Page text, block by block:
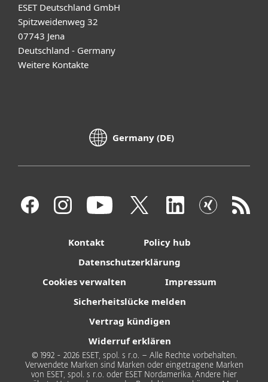
ESET Deutschland GmbH
Spitzweidenweg 32
07743 Jena
Deutschland - Germany
Weitere Kontakte
Germany (DE)
Kontakt
Policy hub
Datenschutzerklärung
Cookies verwalten
Impressum
Sicherheitslücke melden
Vertrag kündigen
Widerruf erklären
© 1992 - 2026 ESET, spol. s r.o. – Alle Rechte vorbehalten.
Verwendete Marken sind Marken oder eingetragene Marken
von ESET, spol. s r.o. oder ESET Nordamerika. Andere hier